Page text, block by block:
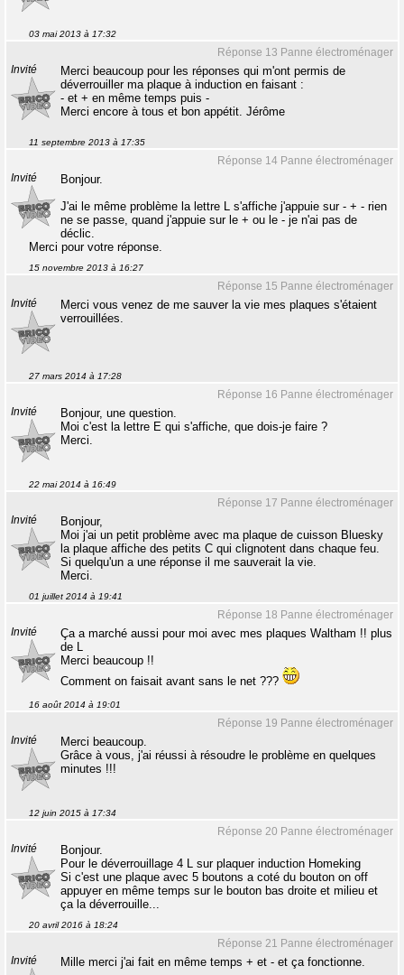
03 mai 2013 à 17:32
Réponse 13 Panne électroménager
Invité
Merci beaucoup pour les réponses qui m'ont permis de
déverrouiller ma plaque à induction en faisant :
- et + en même temps puis -
Merci encore à tous et bon appétit. Jérôme
11 septembre 2013 à 17:35
Réponse 14 Panne électroménager
Invité
Bonjour.
J'ai le même problème la lettre L s'affiche j'appuie sur - + - rien
ne se passe, quand j'appuie sur le + ou le - je n'ai pas de
déclic.
Merci pour votre réponse.
15 novembre 2013 à 16:27
Réponse 15 Panne électroménager
Invité
Merci vous venez de me sauver la vie mes plaques s'étaient
verrouillées.
27 mars 2014 à 17:28
Réponse 16 Panne électroménager
Invité
Bonjour, une question.
Moi c'est la lettre E qui s'affiche, que dois-je faire ?
Merci.
22 mai 2014 à 16:49
Réponse 17 Panne électroménager
Invité
Bonjour,
Moi j'ai un petit problème avec ma plaque de cuisson Bluesky
la plaque affiche des petits C qui clignotent dans chaque feu.
Si quelqu'un a une réponse il me sauverait la vie.
Merci.
01 juillet 2014 à 19:41
Réponse 18 Panne électroménager
Invité
Ça a marché aussi pour moi avec mes plaques Waltham !! plus
de L
Merci beaucoup !!
Comment on faisait avant sans le net ???
16 août 2014 à 19:01
Réponse 19 Panne électroménager
Invité
Merci beaucoup.
Grâce à vous, j'ai réussi à résoudre le problème en quelques
minutes !!!
12 juin 2015 à 17:34
Réponse 20 Panne électroménager
Invité
Bonjour.
Pour le déverrouillage 4 L sur plaquer induction Homeking
Si c'est une plaque avec 5 boutons a coté du bouton on off
appuyer en même temps sur le bouton bas droite et milieu et
ça la déverrouille...
20 avril 2016 à 18:24
Réponse 21 Panne électroménager
Invité Mille merci j'ai fait en même temps + et - et ça fonctionne.